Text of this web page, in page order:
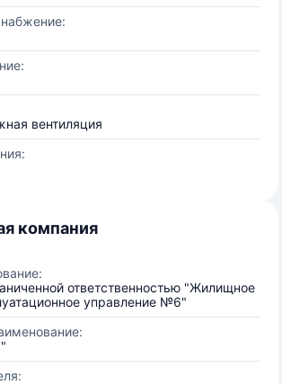
вентиляция
компания
ответственностью "Жилищное
управление №6"